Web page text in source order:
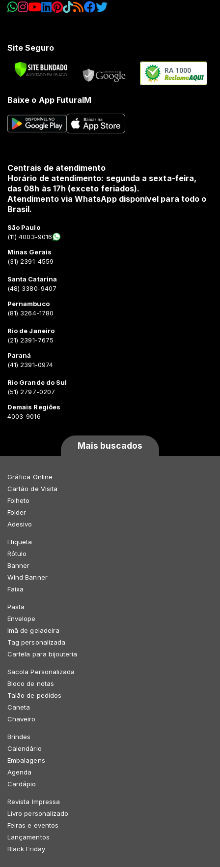
Site Seguro
RA 1000
Baixe o App FuturaIM
Centrais de atendimento
Horário de atendimento: segunda a sexta-feira,
das 08h às 17h (exceto feriados).
Atendimento via WhatsApp disponível para todo o
Brasil.
São Paulo
(11) 4003-9016
Minas Gerais
(31) 2391-4559
Santa Catarina
(48) 3380-9407
Pernambuco
(81) 3264-1780
Rio de Janeiro
(21) 2391-7675
Paraná
(41) 2391-0974
Rio Grande do Sul
(51) 2797-0207
Demais Regiões
4003-9016
Mais buscados
Gráfica Online
Cartão de Visita
Folheto
Folder
Adesivo
Etiqueta
Rótulo
Banner
Wind Banner
Faixa
Pasta
Envelope
Imã de geladeira
Tag personalizada
Cartela para bijouteria
Sacola Personalizada
Bloco de notas
Talão de pedidos
Caneta
Chaveiro
Brindes
Calendário
Embalagens
Agenda
Cardápio
Revista Impressa
Livro personalizado
Feiras e eventos
Lançamentos
Black Friday